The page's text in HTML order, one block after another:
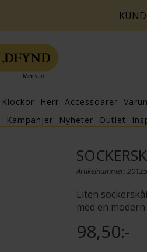
Klockor Herr Accessoarer
Kampanjer Nyheter Outlet
Artikelnummer:
Liten
med en
98,50:-